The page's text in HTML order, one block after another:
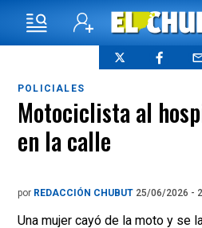
POLICIALES
Motociclista al
en la calle
por REDACCIÓN CHUBUT 25/06/2026 -
Una mujer cayó de la moto y se